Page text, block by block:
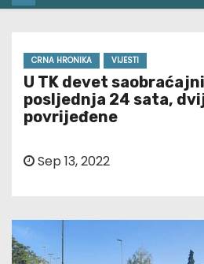
CRNA HRONIKA VIJESTI
U TK devet
posljednja 24 sata,
povrijeđene
Sep 13, 2022